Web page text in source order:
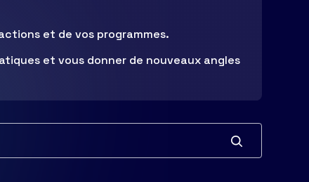
et de vos programmes.
et vous donner de nouveaux angles